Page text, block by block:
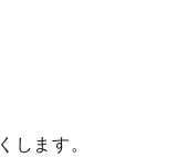
します。